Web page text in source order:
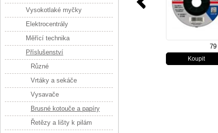
Vysokotlaké myčky
Elektrocentrály
Měřící technika
Příslušenství
Různé
Vrtáky a sekáče
Vysavače
Brusné kotouče a papíry
Řetězy a lišty k pilám